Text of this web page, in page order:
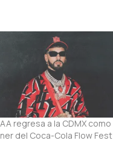
regresa a la CDMX como
del Coca-Cola Flow Fest